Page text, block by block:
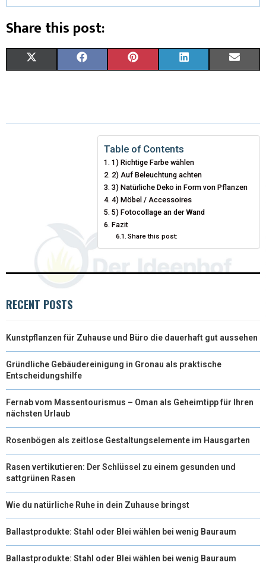
Share this post:
W E T
E
R
E
S
K
D
I
N
I
Table of Contents
1) Richtige Farbe wählen
2) Auf Beleuchtung achten
3) Natürliche Deko in Form von Pflanzen
4) Möbel / Accessoires
5) Fotocollage an der Wand
Fazit
Share this post:
RECENT POSTS
Kunstpflanzen für Zuhause und Büro die dauerhaft gut aussehen
Gründliche Gebäudereinigung in Gronau als praktische
Entscheidungshilfe
Fernab vom Massentourismus – Oman als Geheimtipp für Ihren
nächsten Urlaub
Rosenbögen als zeitlose Gestaltungselemente im Hausgarten
Rasen vertikutieren: Der Schlüssel zu einem gesunden und
sattgrünen Rasen
Wie du natürliche Ruhe in dein Zuhause bringst
Ballastprodukte: Stahl oder Blei wählen bei wenig Bauraum
Ballastprodukte: Stahl oder Blei wählen bei wenig Bauraum